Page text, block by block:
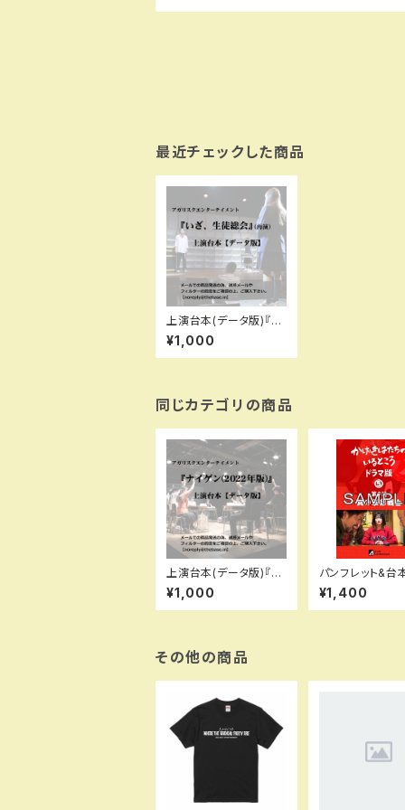
最近チェックした商品
上演台本(データ版)『い
ざ、生徒総会』(再演)
¥1,000
同じカテゴリの商品
上演台本(データ版)『ナ
イゲン(2022年版)』
¥1,000
パンフレット&台
タ版)ドラマ版⑤
【真の革命戦士】
¥1,400
その他の商品